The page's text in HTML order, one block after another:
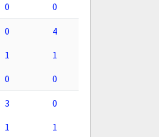
0 0
0
4
1
1
0 0
3
0
1
1